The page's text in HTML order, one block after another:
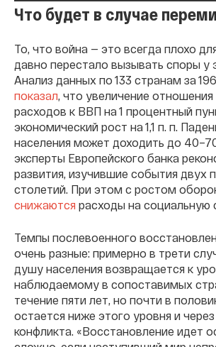
Что будет в случае
То, что война — это всегда плохо
давно перестало вызывать споры у
Анализ данных по 133 странам за
показал, что увеличение
расходов к ВВП на 1 процентный
экономический рост на 1,1 п. п.
населения может доходить до
эксперты Европейского банка
развития, изучившие события двух
столетий. При этом с ростом
снижаются расходы на социальную
Темпы послевоенного
очень разные: примерно в трети
душу населения возвращается к
наблюдаемому в сопоставимых
течение пяти лет, но почти в
остается ниже этого уровня и
конфликта. «Восстановление идет